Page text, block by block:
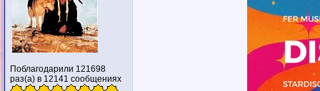
Поблагодарили 121698
раз(а) в 12141 сообщениях